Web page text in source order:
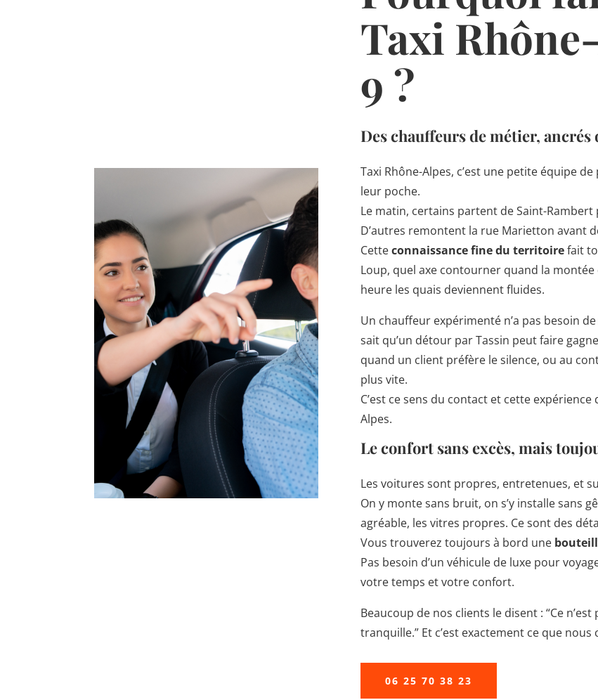
Taxi
9 ?
Des chauffeurs de métier,
Taxi Rhône-Alpes, c’est une petite équipe
leur poche.
Le matin, certains partent de Saint-
D’autres remontent la rue Marietton avant
Cetteconnaissance fine du territoirefait
Loup, quel axe contourner quand la
heure les quais deviennent fluides.
Un chauffeur expérimenté n’a pas besoin
sait qu’un détour par Tassin peut faire
quand un client préfère le silence, ou au
plus vite.
C’est ce sens du contact et cette
Alpes.
Le confort sans excès, mais
Les voitures sont propres, entretenues, et
On y monte sans bruit, on s’y installe sans
agréable, les vitres propres. Ce sont des
Vous trouverez toujours à bord une
Pas besoin d’un véhicule de luxe pour
votre temps et votre confort.
Beaucoup de nos clients le disent : “Ce
tranquille.” Et c’est exactement ce que
06 25 70 38 23